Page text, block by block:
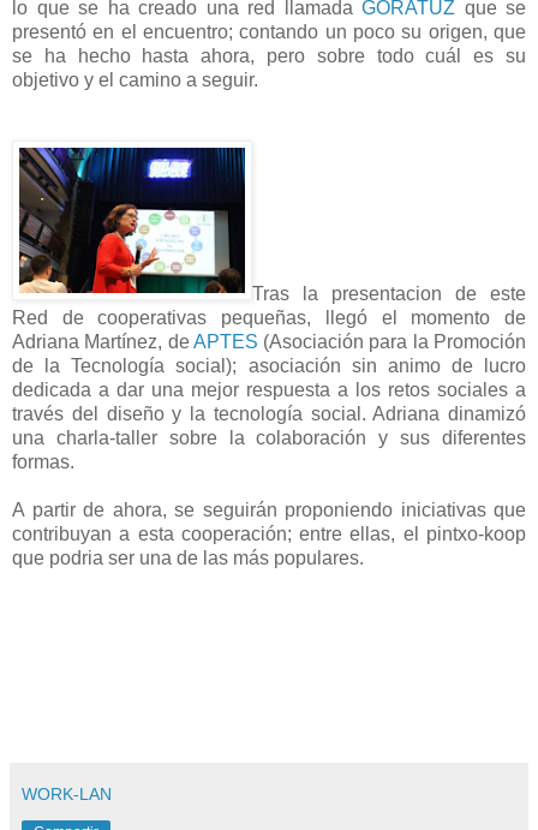
lo que se ha creado una red llamada GORATUZ que se
presentó en el encuentro; contando un poco su origen, que
se ha hecho hasta ahora, pero sobre todo cuál es su
objetivo y el camino a seguir.
Tras la presentacion de este
Red de cooperativas pequeñas, llegó el momento de
Adriana Martínez, deAPTES (Asociación para la Promoción
de la Tecnología social); asociación sin animo de lucro
dedicada a dar una mejor respuesta a los retos sociales a
través del diseño y la tecnología social. Adriana dinamizó
una charla-taller sobre la colaboración y sus diferentes
formas.
A partir de ahora, se seguirán proponiendo iniciativas que
contribuyan a esta cooperación; entre ellas, el pintxo-koop
que podria ser una de las más populares.
WORK-LAN